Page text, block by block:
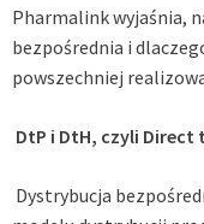
Pharmalink wyjaśnia,
bezpośrednia i
powszechniej
DtP i DtH, czyli Direct
Dystrybucja